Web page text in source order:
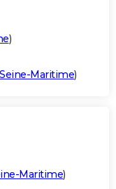
)
Seine-Maritime)
Maritime)